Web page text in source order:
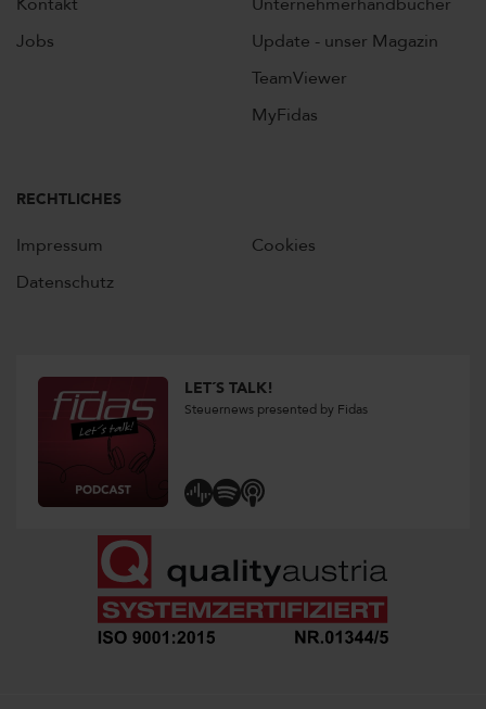
Jobs
Update - unser Magazin
TeamViewer
MyFidas
RECHTLICHES
Impressum
Datenschutz
Cookies
LET´S TALK!
Steuernews presented by Fidas